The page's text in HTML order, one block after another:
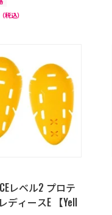
税込）
レベル2 プロテ
ディースE 【Yell